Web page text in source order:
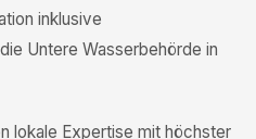
inklusive
Untere Wasserbehörde in
lokale Expertise mit höchster